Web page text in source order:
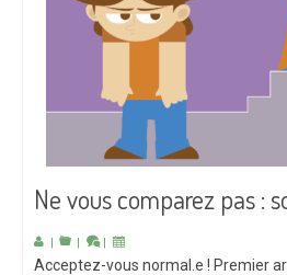
Ne vous comparez pas :
| | |
Acceptez-vous normal.e ! Premier